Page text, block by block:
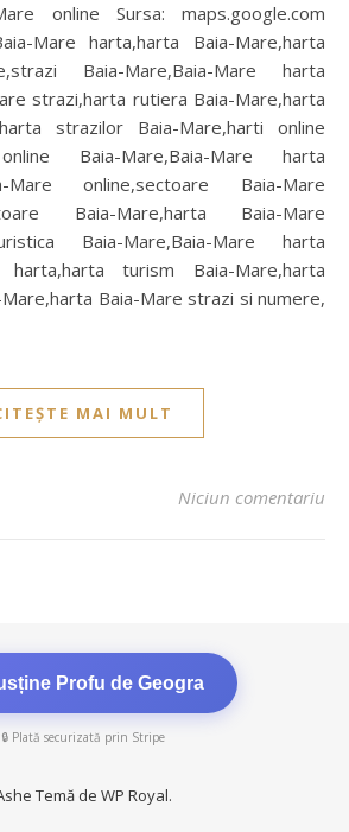
online Sursa: maps.google.com
Mare harta,harta Baia-Mare,harta
Baia-Mare,Baia-Mare harta
strazi,harta rutiera Baia-Mare,harta
strazilor Baia-Mare,harti online
Baia-Mare,Baia-Mare harta
Mare online,sectoare Baia-Mare
Baia-Mare,harta Baia-Mare
Baia-Mare,Baia-Mare harta
harta,harta turism Baia-Mare,harta
Baia-Mare strazi si numere,
MAI MULT
Niciun comentariu
Profu de Geogra
🔒 Plată securizată prin Stripe
Temă de WP Royal.